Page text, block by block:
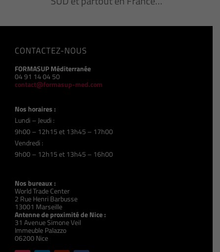
CONTACTEZ-NOUS
FORMASUP Méditerranée
04 91 14 04 50
contact@formasup-med.com
Nos horaires :
Lundi – Jeudi :
9h00 – 12h15 et 13h45 – 17h00
Vendredi :
9h00 – 12h15 et 13h45 – 16h00
Nos bureaux :
World Trade Center
2 Rue Henri Barbusse
13001 Marseille
Antenne de proximité de Nice :
31 Avenue Simone Veil
Immeuble Palazzo
06200 Nice